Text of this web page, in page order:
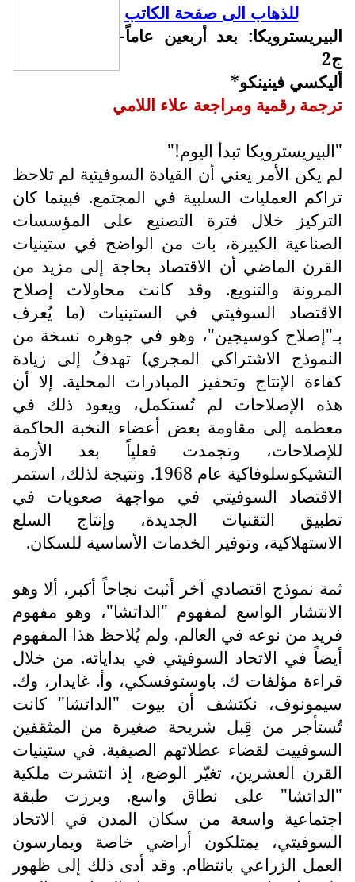
للذهاب الى صفحة الكاتب
البيريسترويكا: بعد أربعين عاماً-
ج2
أليكسي فينينكو*
ترجمة رقمية ومراجعة علاء اللامي
"البيريسترويكا تبدأ اليوم!"
لم يكن الأمر يعني أن القيادة السوفيتية لم تلاحظ
تراكم العمليات السلبية في المجتمع. فبينما كان
التركيز خلال فترة التصنيع على المؤسسات
الصناعية الكبيرة، بات من الواضح في ستينيات
القرن الماضي أن الاقتصاد بحاجة إلى مزيد من
المرونة والتنويع. وقد كانت محاولات إصلاح
الاقتصاد السوفيتي في الستينيات (ما يُعرف
بـ"إصلاح كوسيجين"، وهو في جوهره نسخة من
النموذج الاشتراكي المجري) تهدفُ إلى زيادة
كفاءة الإنتاج وتحفيز المبادرات المحلية. إلا أن
هذه الإصلاحات لم تُستكمل، ويعود ذلك في
معظمه إلى مقاومة بعض أعضاء النخبة الحاكمة
للإصلاحات، وتجمدت فعلياً بعد الأزمة
التشيكوسلوفاكية عام 1968. ونتيجة لذلك، استمر
الاقتصاد السوفيتي في مواجهة صعوبات في
تطبيق التقنيات الجديدة، وإنتاج السلع
الاستهلاكية، وتوفير الخدمات الأساسية للسكان.
ثمة نموذج اقتصادي آخر أثبت نجاحاً أكبر، ألا وهو
الانتشار الواسع لمفهوم "الداتشا"، وهو مفهوم
فريد من نوعه في العالم. ولم يُلاحظ هذا المفهوم
أيضاً في الاتحاد السوفيتي في بداياته. من خلال
قراءة مؤلفات ك. باوستوفسكي، وأ. غايدار، وك.
سيمونوف، نكتشف أن بيوت "الداتشا" كانت
تُستأجر من قِبل شريحة صغيرة من المثقفين
السوفييت لقضاء عطلاتهم الصيفية. في ستينيات
القرن العشرين، تغيّر الوضع، إذ انتشرت ملكية
"الداتشا" على نطاق واسع. وبرزت طبقة
اجتماعية واسعة من سكان المدن في الاتحاد
السوفيتي، يمتلكون أراضي خاصة ويمارسون
العمل الزراعي بانتظام. وقد أدى ذلك إلى ظهور